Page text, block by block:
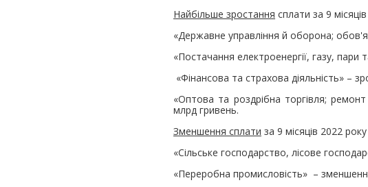
Найбільше зростання сплати за 9
«Державне управління й оборона;
«Постачання електроенергiї, газу,
«Фiнансова та страхова дiяльнiсть» –
«Оптова та роздрібна торгівля;
млрд гривень.
Зменшення сплати за 9 місяців 2022
«Сільське господарство, лісове
«Переробна промисловість» –